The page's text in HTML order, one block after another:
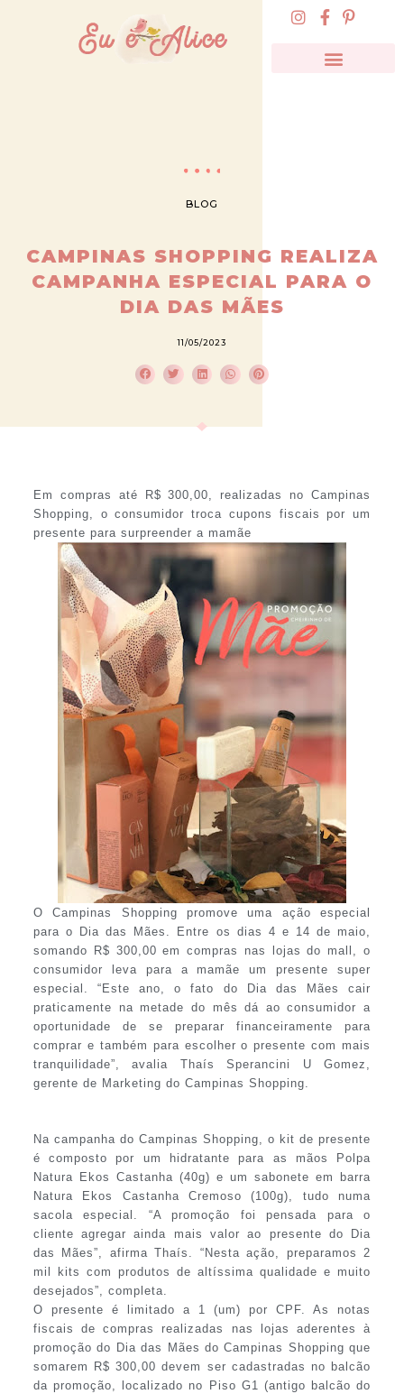
BLOG
CAMPINAS SHOPPING REALIZA
CAMPANHA ESPECIAL PARA O
DIA DAS MÃES
11/05/2023
Em compras até R$ 300,00, realizadas no Campinas
Shopping, o consumidor troca cupons fiscais por um
presente para surpreender a mamãe
O Campinas Shopping promove uma ação especial
para o Dia das Mães. Entre os dias 4 e 14 de maio,
somando R$ 300,00 em compras nas lojas do mall, o
consumidor leva para a mamãe um presente super
especial. “Este ano, o fato do Dia das Mães cair
praticamente na metade do mês dá ao consumidor a
oportunidade de se preparar financeiramente para
comprar e também para escolher o presente com mais
tranquilidade”, avalia Thaís Sperancini U Gomez,
gerente de Marketing do Campinas Shopping.
Na campanha do Campinas Shopping, o kit de presente
é composto por um hidratante para as mãos Polpa
Natura Ekos Castanha (40g) e um sabonete em barra
Natura Ekos Castanha Cremoso (100g), tudo numa
sacola especial. “A promoção foi pensada para o
cliente agregar ainda mais valor ao presente do Dia
das Mães”, afirma Thaís. “Nesta ação, preparamos 2
mil kits com produtos de altíssima qualidade e muito
desejados”, completa.
O presente é limitado a 1 (um) por CPF. As notas
fiscais de compras realizadas nas lojas aderentes à
promoção do Dia das Mães do Campinas Shopping que
somarem R$ 300,00 devem ser cadastradas no balcão
da promoção, localizado no Piso G1 (antigo balcão do